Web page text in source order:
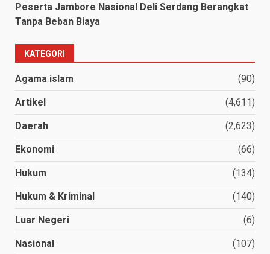
Peserta Jambore Nasional Deli Serdang Berangkat
Tanpa Beban Biaya
KATEGORI
Agama islam (90)
Artikel (4,611)
Daerah (2,623)
Ekonomi (66)
Hukum (134)
Hukum & Kriminal (140)
Luar Negeri (6)
Nasional (107)